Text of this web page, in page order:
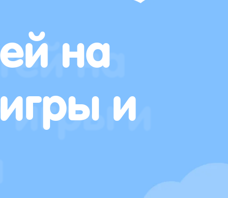
на
и